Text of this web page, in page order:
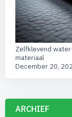
Zelfklevend
materiaal
December 20,
ARCHIEF